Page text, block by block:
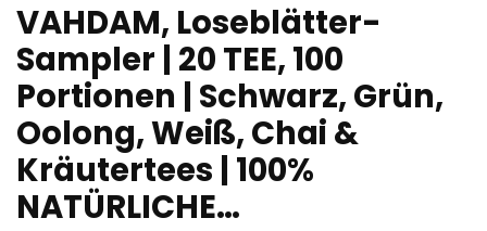
VAHDAM, Loseblätter-
Sampler | 20 TEE, 100
Portionen | Schwarz, Grün,
Oolong, Weiß, Chai &
Kräutertees | 100%
NATÜRLICHE…